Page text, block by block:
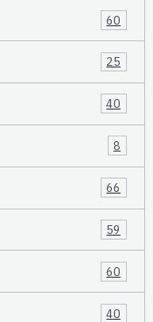
60
25
40
8
66
59
60
40